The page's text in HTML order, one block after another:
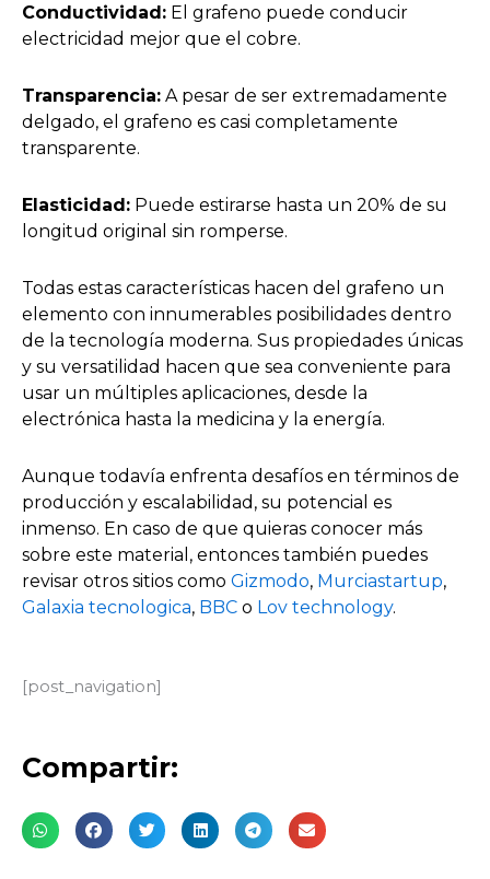
Conductividad: El grafeno puede conducir
electricidad mejor que el cobre.
Transparencia: A pesar de ser extremadamente
delgado, el grafeno es casi completamente
transparente.
Elasticidad: Puede estirarse hasta un 20% de su
longitud original sin romperse.
Todas estas características hacen del grafeno un
elemento con innumerables posibilidades dentro
de la tecnología moderna. Sus propiedades únicas
y su versatilidad hacen que sea conveniente para
usar un múltiples aplicaciones, desde la
electrónica hasta la medicina y la energía.
Aunque todavía enfrenta desafíos en términos de
producción y escalabilidad, su potencial es
inmenso. En caso de que quieras conocer más
sobre este material, entonces también puedes
revisar otros sitios como Gizmodo, Murciastartup,
Galaxia tecnologica, BBC o Lov technology.
[post_navigation]
Compartir: